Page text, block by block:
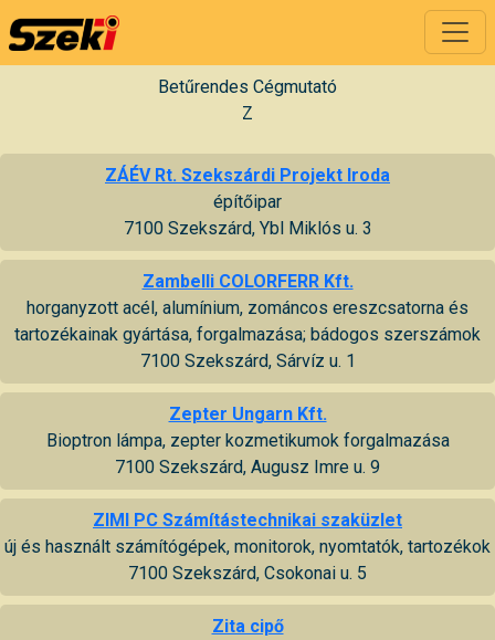
Betűrendes Cégmutató
Z
ZÁÉV Rt. Szekszárdi Projekt Iroda
építőipar
7100 Szekszárd, Ybl Miklós u. 3
Zambelli COLORFERR Kft.
horganyzott acél, alumínium, zománcos ereszcsatorna és
tartozékainak gyártása, forgalmazása; bádogos szerszámok
7100 Szekszárd, Sárvíz u. 1
Zepter Ungarn Kft.
Bioptron lámpa, zepter kozmetikumok forgalmazása
7100 Szekszárd, Augusz Imre u. 9
ZIMI PC Számítástechnikai szaküzlet
új és használt számítógépek, monitorok, nyomtatók, tartozékok
7100 Szekszárd, Csokonai u. 5
Zita cipő